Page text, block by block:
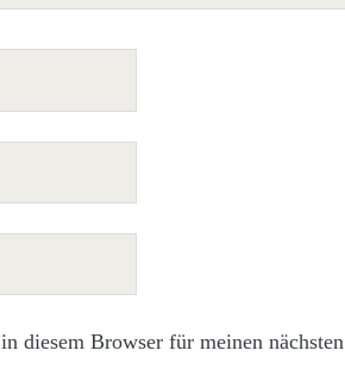
diesem Browser für meinen nächsten